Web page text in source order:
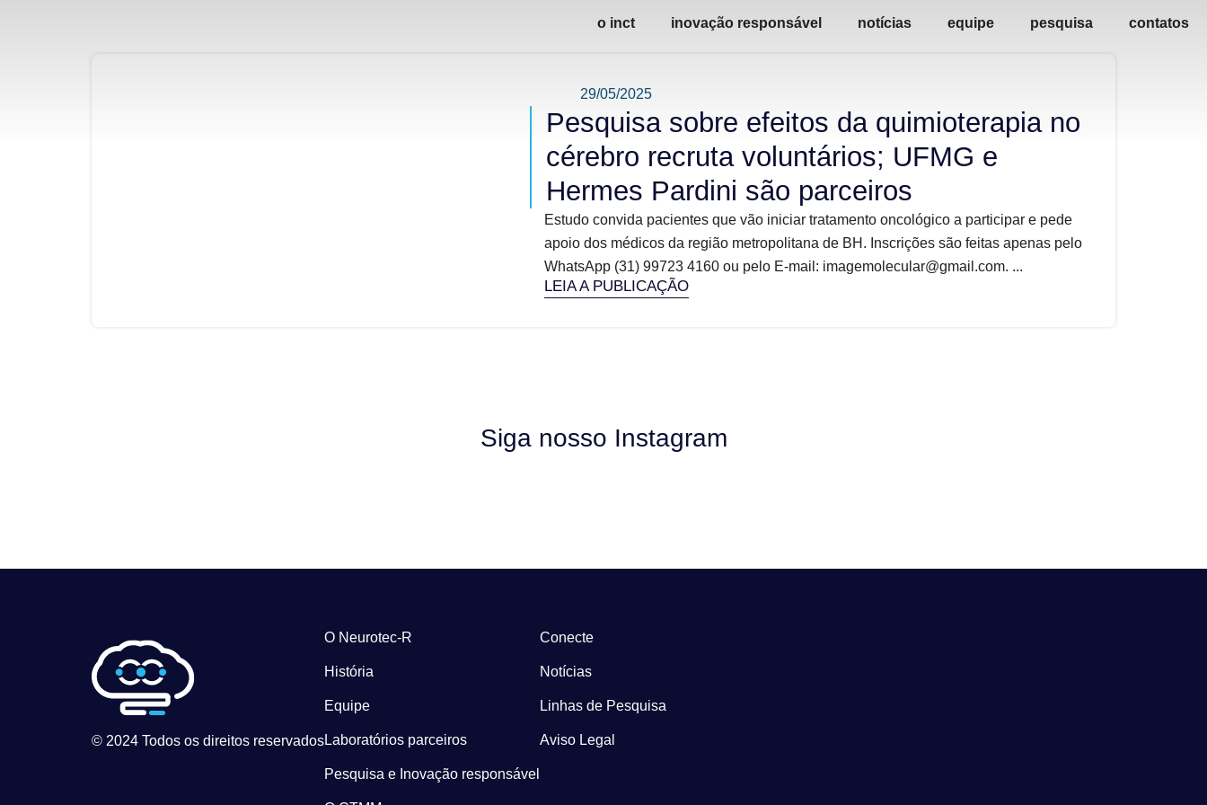
o inct inovação responsável notícias equipe pesquisa contatos
29/05/2025
Pesquisa sobre efeitos da quimioterapia no
cérebro recruta voluntários; UFMG e
Hermes Pardini são parceiros
Estudo convida pacientes que vão iniciar tratamento oncológico a participar e pede
apoio dos médicos da região metropolitana de BH. Inscrições são feitas apenas pelo
WhatsApp (31) 99723 4160 ou pelo E-mail: imagemolecular@gmail.com. ...
LEIA A PUBLICAÇÃO
Siga nosso Instagram
© 2024 Todos os direitos reservados
O Neurotec-R
História
Equipe
Laboratórios parceiros
Pesquisa e Inovação responsável
Conecte
Notícias
Linhas de Pesquisa
Aviso Legal